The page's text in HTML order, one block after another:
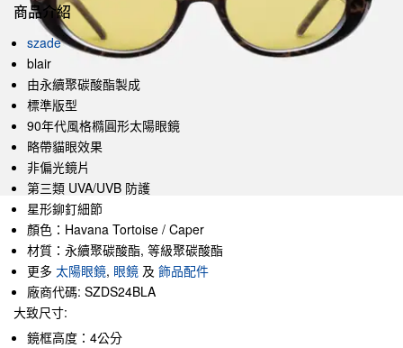
商品介紹
szade
blair
由永續聚碳酸酯製成
標準版型
90年代風格橢圓形太陽眼鏡
略帶貓眼效果
非偏光鏡片
第三類 UVA/UVB 防護
星形鉚釘細節
顏色：Havana Tortoise / Caper
材質：永續聚碳酸酯, 等級聚碳酸酯
更多 太陽眼鏡, 眼鏡 及 飾品配件
廠商代碼: SZDS24BLA
大致尺寸:
鏡框高度：4公分